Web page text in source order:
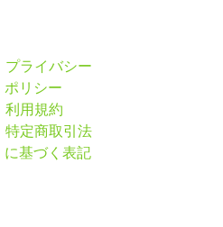
プライバシー
ポリシー
利用規約
特定商取引法
に基づく表記